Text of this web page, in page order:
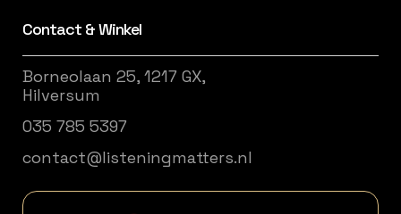
Contact & Winkel
Borneolaan 25, 1217 GX,
Hilversum
035 785 5397
contact@listeningmatters.nl